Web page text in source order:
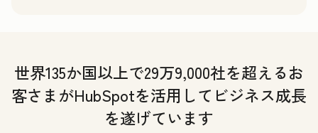
世界135か国以上で29万9,000社を超えるお
客さまがHubSpotを活用してビジネス成長
を遂げています